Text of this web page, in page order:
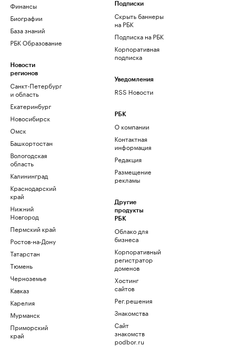
Финансы
Биографии
База знаний
РБК Образование
Новости
регионов
Санкт-Петербург
и область
Екатеринбург
Новосибирск
Омск
Башкортостан
Вологодская
область
Калининград
Краснодарский
край
Нижний
Новгород
Пермский край
Ростов-на-Дону
Татарстан
Тюмень
Черноземье
Кавказ
Карелия
Мурманск
Приморский
край
Подписки
Скрыть баннеры
на РБК
Подписка на РБК
Корпоративная
подписка
Уведомления
RSS Новости
РБК
О компании
Контактная
информация
Редакция
Размещение
рекламы
Другие
продукты
РБК
Облако для
бизнеса
Корпоративный
регистратор
доменов
Хостинг
сайтов
Рег.решения
Знакомства
Сайт
знакомств
podbor.ru